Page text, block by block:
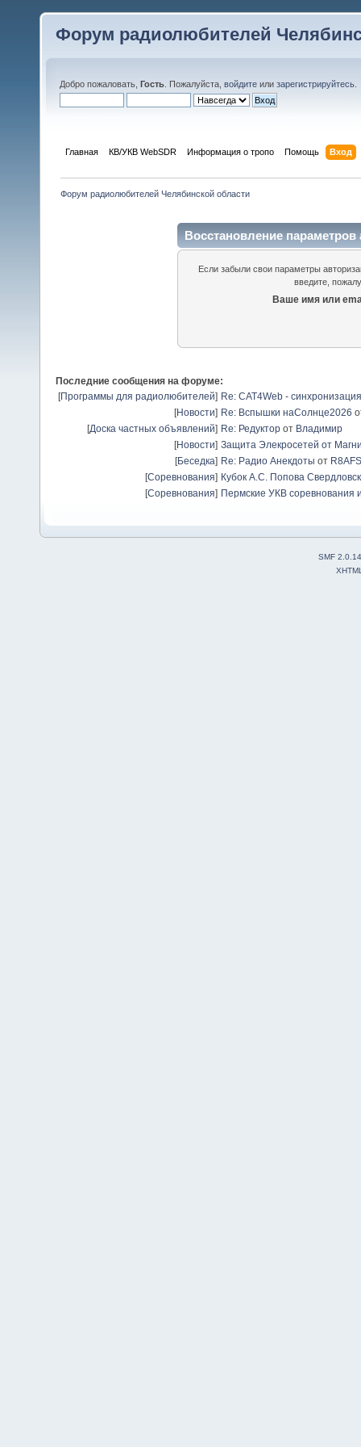
Форум радиолюбителей
Добро пожаловать, Гость . Пожалуйста, войдите или зарегистрируйтесь
Главная КВ/УКВ WebSDR Информация о тропо Помощь Вход
Форум радиолюбителей Челябинской области
Восстановление параметров
Если забыли свои параметры
введите,
Ваше имя или
Последние сообщения на форуме:
[Программы для радиолюбителей] Re: CAT4Web -
[Новости] Re: Вспышки наСолнце2026
[Доска частных объявлений] Re: Редуктор от Владимир
[Новости] Защита Элекросетей от
[Беседка] Re: Радио Анекдоты от R8AFS
[Соревнования] Кубок А.С. Попова
[Соревнования] Пермские УКВ соревнования
SMF 2.0.14